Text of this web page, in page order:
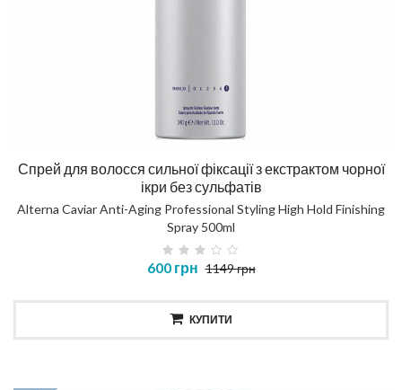
Спрей для волосся сильної фіксації з екстрактом чорної
ікри без сульфатів
Alterna Caviar Anti-Aging Professional Styling High Hold Finishing
Spray 500ml
600 грн 1149 грн
КУПИТИ